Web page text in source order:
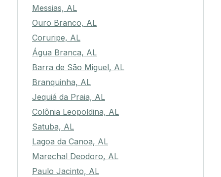
Messias, AL
Ouro Branco, AL
Coruripe, AL
Água Branca, AL
Barra de São Miguel, AL
Branquinha, AL
Jequiá da Praia, AL
Colônia Leopoldina, AL
Satuba, AL
Lagoa da Canoa, AL
Marechal Deodoro, AL
Paulo Jacinto, AL